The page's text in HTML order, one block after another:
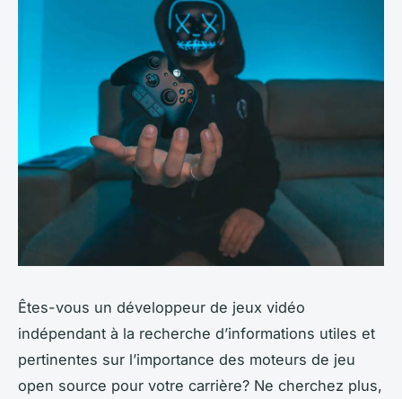
Êtes-vous un développeur de jeux vidéo
indépendant à la recherche d’informations utiles et
pertinentes sur l’importance des moteurs de jeu
open source pour votre carrière? Ne cherchez plus,